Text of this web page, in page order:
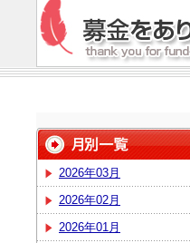
2026年03月
2026年02月
2026年01月